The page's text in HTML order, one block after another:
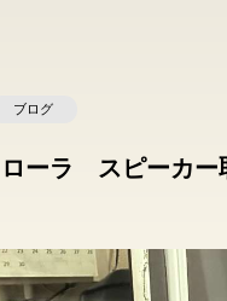
ブログ
ーラ スピーカ